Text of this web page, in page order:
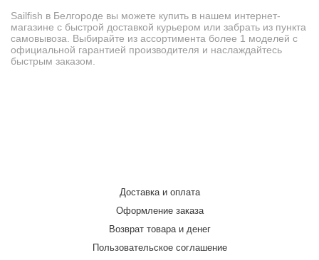
Sailfish в Белгороде вы можете купить в нашем интернет-
магазине с быстрой доставкой курьером или забрать из пункта
самовывоза. Выбирайте из ассортимента более 1 моделей с
официальной гарантией производителя и наслаждайтесь
быстрым заказом.
Доставка и оплата
Оформление заказа
Возврат товара и денег
Пользовательское соглашение